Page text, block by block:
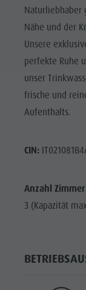
Naturliebhaber
Nähe und der
Unsere
perfekte Ruhe
unser
frische und
Aufenthalts.
CIN:
Anzahl
3 (Kapazität